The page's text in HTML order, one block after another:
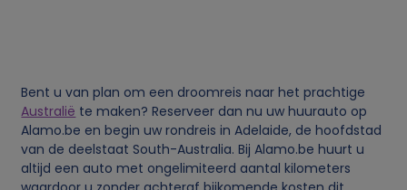
Bent u van plan om een droomreis naar het prachtige
Australië te maken? Reserveer dan nu uw huurauto op
Alamo.be en begin uw rondreis in Adelaide, de hoofdstad
van de deelstaat South-Australia. Bij Alamo.be huurt u
altijd een auto met ongelimiteerd aantal kilometers
i
j
k